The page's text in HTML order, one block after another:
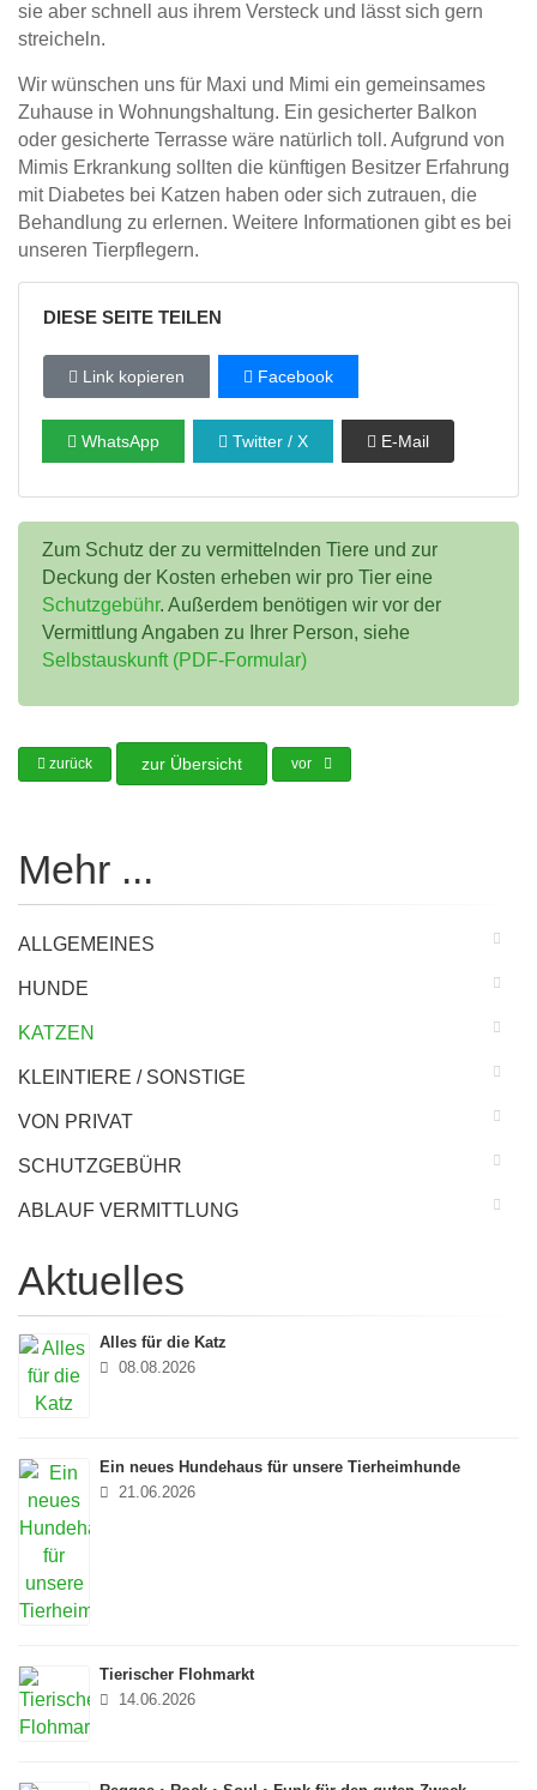
sie aber schnell aus ihrem Versteck und lässt sich gern
streicheln.
Wir wünschen uns für Maxi und Mimi ein gemeinsames
Zuhause in Wohnungshaltung. Ein gesicherter Balkon
oder gesicherte Terrasse wäre natürlich toll. Aufgrund von
Mimis Erkrankung sollten die künftigen Besitzer Erfahrung
mit Diabetes bei Katzen haben oder sich zutrauen, die
Behandlung zu erlernen. Weitere Informationen gibt es bei
unseren Tierpflegern.
DIESE SEITE TEILEN
Link kopieren Facebook
WhatsApp Twitter / X E-Mail
Zum Schutz der zu vermittelnden Tiere und zur
Deckung der Kosten erheben wir pro Tier eine
Schutzgebühr. Außerdem benötigen wir vor der
Vermittlung Angaben zu Ihrer Person, siehe
Selbstauskunft (PDF-Formular)
zurück zur Übersicht vor
Mehr ...
ALLGEMEINES
HUNDE
KATZEN
KLEINTIERE / SONSTIGE
VON PRIVAT
SCHUTZGEBÜHR
ABLAUF VERMITTLUNG
Aktuelles
Alles für die Katz
08.08.2026
Ein neues Hundehaus für unsere Tierheimhunde
21.06.2026
Tierischer Flohmarkt
14.06.2026